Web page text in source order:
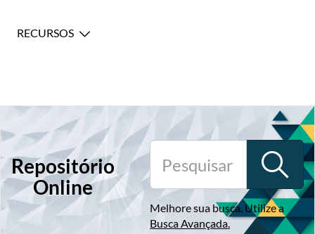
RECURSOS
Repositório
Online
Melhore sua busca. Utilize a
Busca Avançada.